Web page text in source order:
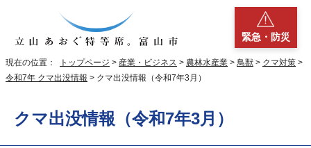
緊急・防災
現在の位置： トップページ > 産業・ビジネス > 農林水産業 > 鳥獣 > クマ対策 >
令和7年 クマ出没情報 > クマ出没情報（令和7年3月）
クマ出没情報（令和7年3月）